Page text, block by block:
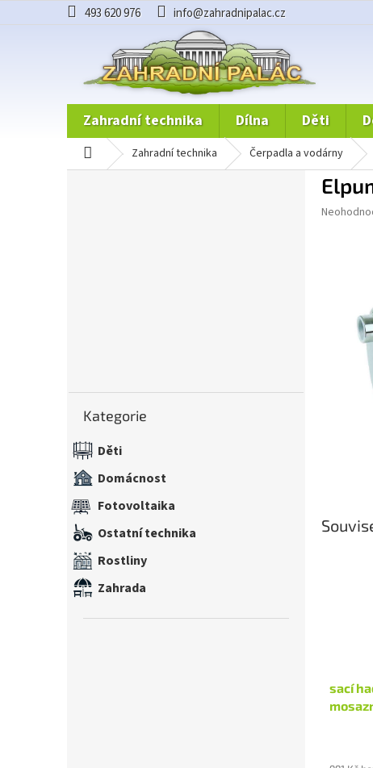
na
493 620 976 info@zahradnipalac.cz
zahradní technika dílna děti
domů zahradní technika čerpadla a vodárny
e
kategorie
Kategorie
Děti
Domácnost
Fotovoltaika
Ostatní technika
Rostliny
Zahrada
Průměrné
hvězdiček.
sací